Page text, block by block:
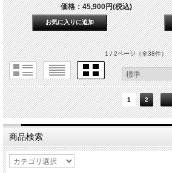
価格：45,900円(税込)
1 / 2ページ（全38件）
1 2
商品検索